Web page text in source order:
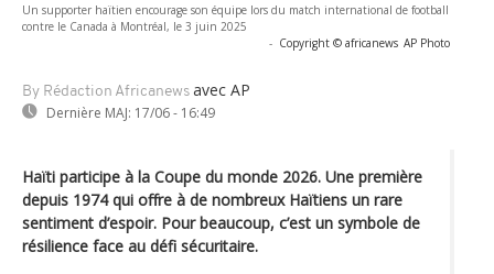
Un supporter haïtien encourage son équipe lors du match international de football
contre le Canada à Montréal, le 3 juin 2025
- Copyright © africanews AP Photo
By Rédaction Africanews avec AP
Dernière MAJ: 17/06 - 16:49
Haïti participe à la Coupe du monde 2026. Une première
depuis 1974 qui offre à de nombreux Haïtiens un rare
sentiment d’espoir. Pour beaucoup, c’est un symbole de
résilience face au défi sécuritaire.